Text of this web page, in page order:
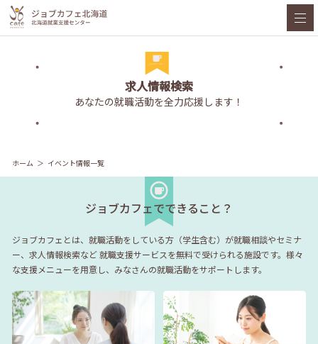
求人情報検索
あなたの就職活動を全力応援します！
ホーム イベント情報一覧
ジョブカフェでできること？
ジョブカフェとは、就職活動をしている方（学生含む）が就職相談やセミナ
ー、求人情報検索など就職支援サービスを無料で受けられる施設です。様々
な支援メニューを用意し、みなさんの就職活動をサポートします。